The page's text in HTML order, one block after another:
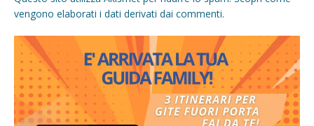
vengono elaborati i dati derivati dai commenti.